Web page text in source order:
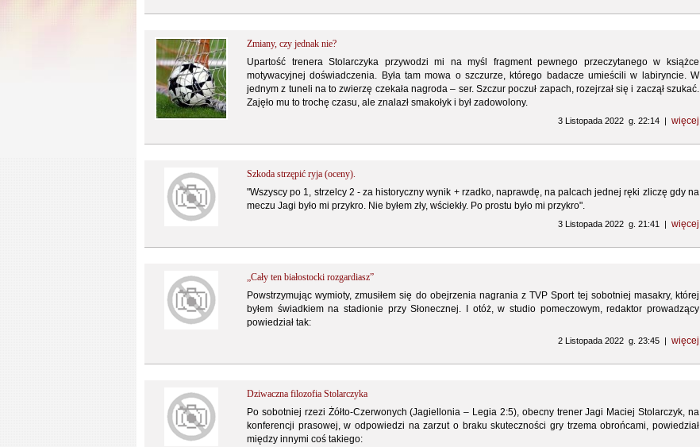
Zmiany, czy jednak nie?
Upartość trenera Stolarczyka przywodzi mi na myśl fragment pewnego przeczytanego w książce
motywacyjnej doświadczenia. Była tam mowa o szczurze, którego badacze umieścili w labiryncie. W
jednym z tuneli na to zwierzę czekała nagroda – ser. Szczur poczuł zapach, rozejrzał się i zaczął szukać.
Zajęło mu to trochę czasu, ale znalazł smakołyk i był zadowolony.
3 Listopada 2022 g. 22:14 | więcej
Szkoda strzępić ryja (oceny).
"Wszyscy po 1, strzelcy 2 - za historyczny wynik + rzadko, naprawdę, na palcach jednej ręki zliczę gdy na
meczu Jagi było mi przykro. Nie byłem zły, wściekły. Po prostu było mi przykro".
3 Listopada 2022 g. 21:41 | więcej
„Cały ten białostocki rozgardiasz”
Powstrzymując wymioty, zmusiłem się do obejrzenia nagrania z TVP Sport tej sobotniej masakry, której
byłem świadkiem na stadionie przy Słonecznej. I otóż, w studio pomeczowym, redaktor prowadzący
powiedział tak:
2 Listopada 2022 g. 23:45 | więcej
Dziwaczna filozofia Stolarczyka
Po sobotniej rzezi Żółto-Czerwonych (Jagiellonia – Legia 2:5), obecny trener Jagi Maciej Stolarczyk, na
konferencji prasowej, w odpowiedzi na zarzut o braku skuteczności gry trzema obrońcami, powiedział
między innymi coś takiego: